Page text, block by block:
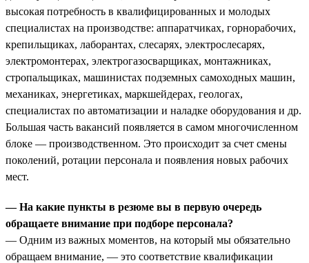
высокая потребность в квалифицированных и молодых
специалистах на производстве: аппаратчиках, горнорабочих,
крепильщиках, лаборантах, слесарях, электрослесарях,
электромонтерах, электрогазосварщиках, монтажниках,
стропальщиках, машинистах подземных самоходных машин,
механиках, энергетиках, маркшейдерах, геологах,
специалистах по автоматизации и наладке оборудования и др.
Большая часть вакансий появляется в самом многочисленном
блоке — производственном. Это происходит за счет смены
поколений, ротации персонала и появления новых рабочих
мест.
— На какие пункты в резюме вы в первую очередь
обращаете внимание при подборе персонала?
— Одним из важных моментов, на который мы обязательно
обращаем внимание, — это соответствие квалификации